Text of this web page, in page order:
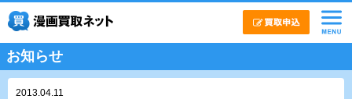
お知らせ
2013.04.11